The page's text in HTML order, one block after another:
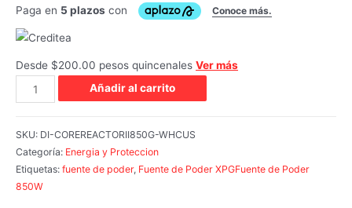
Desde $200.00 pesos quincenales Ver más
Añadir al carrito
SKU: DI-COREREACTORII850G-WHCUS
Categoría: Energia y Proteccion
Etiquetas: fuente de poder, Fuente de Poder XPGFuente de Poder
850W